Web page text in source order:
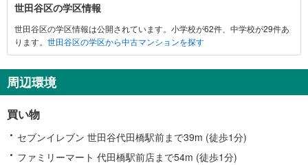
世田谷区の学区情報
世田谷区の学区情報は公開されています。小学校が62件、中学校が29件あ
ります。 世田谷区の学区から中古マンションを探す
周辺環境
買い物
セブンイレブン 世田谷代田橋駅前まで39m (徒歩1分)
ファミリーマート 代田橋駅前店まで54m (徒歩1分)